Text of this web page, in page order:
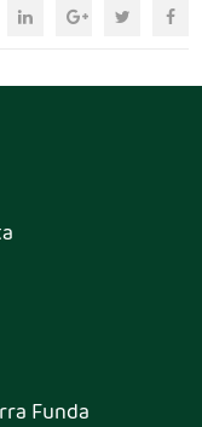
Funda